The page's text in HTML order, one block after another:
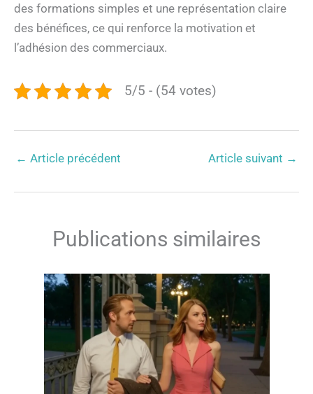
des formations simples et une représentation claire
des bénéfices, ce qui renforce la motivation et
l’adhésion des commerciaux.
5/5 - (54 votes)
← Article précédent Article suivant →
Publications similaires